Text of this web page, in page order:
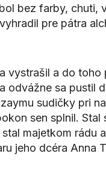
bez farby,
pre pátra
vystrašil a do
sa pustil
sudičky pri
sen splnil.
majetkom rádu
jeho dcéra Anna